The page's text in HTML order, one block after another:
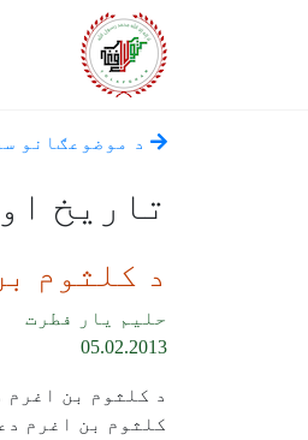
د موضوعګانو
تاریخ
د كلثوم
حلیم یار فطرت
05.02.2013
د کلثوم بن اغرم
کلثوم بن اغرم